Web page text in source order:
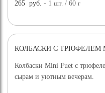
265 руб. - 1шт. / 60г
КОЛБАСКИ С ТРЮФЕЛЕМ
Колбаски Mini Fuet с
сырам и уютным вечерам.